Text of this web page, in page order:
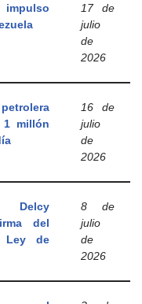
17 de
julio
de
2026
1 millón
16 de
julio
de
2026
Delcy
del
Ley de
8 de
julio
de
2026